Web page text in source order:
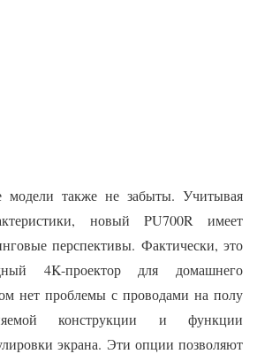
модели также не забыты. Учитывая
новый PU700R имеет
перспективы. Фактически, это
4K-проектор для домашнего
нет проблемы с проводами на полу
конструкции и функции
экрана. Эти опции позволяют